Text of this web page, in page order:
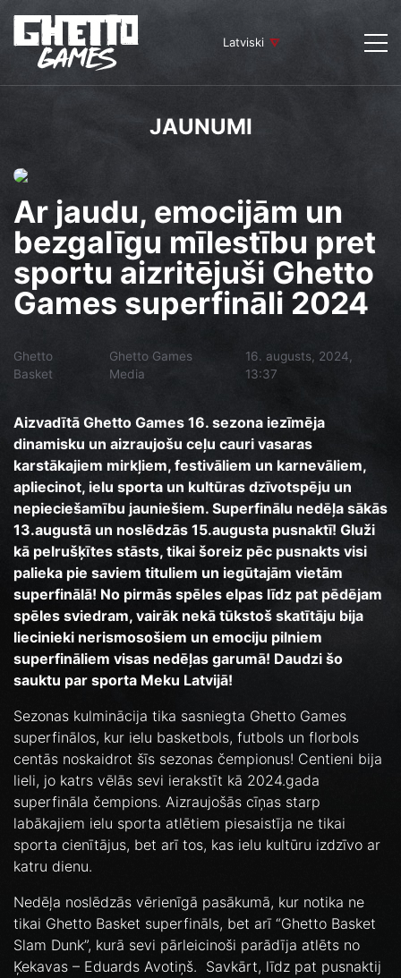
Latviski
JAUNUMI
Ar jaudu, emocijām un
bezgalīgu mīlestību pret
sportu aizritējuši Ghetto
Games superfināli 2024
Ghetto
Basket
Ghetto Games
Media
16. augusts, 2024,
13:37
Aizvadītā Ghetto Games 16. sezona iezīmēja
dinamisku un aizraujošu ceļu cauri vasaras
karstākajiem mirkļiem, festivāliem un karnevāliem,
apliecinot, ielu sporta un kultūras dzīvotspēju un
nepieciešamību jauniešiem. Superfinālu nedēļa sākās
13.augustā un noslēdzās 15.augusta pusnaktī! Gluži
kā pelrušķītes stāsts, tikai šoreiz pēc pusnakts visi
palieka pie saviem tituliem un iegūtajām vietām
superfinālā! No pirmās spēles elpas līdz pat pēdējam
spēles sviedram, vairāk nekā tūkstoš skatītāju bija
liecinieki nerismosošiem un emociju pilniem
superfināliem visas nedēļas garumā! Daudzi šo
sauktu par sporta Meku Latvijā!
Sezonas kulminācija tika sasniegta Ghetto Games
superfinālos, kur ielu basketbols, futbols un florbols
centās noskaidrot šīs sezonas čempionus! Centieni bija
lieli, jo katrs vēlās sevi ierakstīt kā 2024.gada
superfināla čempions. Aizraujošās cīņas starp
labākajiem ielu sporta atlētiem piesaistīja ne tikai
sporta cienītājus, bet arī tos, kas ielu kultūru izdzīvo ar
katru dienu.
Nedēļa noslēdzās vērienīgā pasākumā, kur notika ne
tikai Ghetto Basket superfināls, bet arī “Ghetto Basket
Slam Dunk”, kurā sevi pārleicinoši parādīja atlēts no
Ķekavas – Eduards Avotiņš. Savkārt, līdz pat pusnaktij